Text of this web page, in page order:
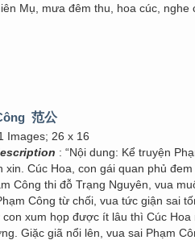
Mụ, mưa đêm thu, hoa cúc, nghe
范公
Images; 26 x 16
: “Nội dung: Kể truyện
xin. Cúc Hoa, con gái quan phủ
Công thi đỗ Trạng Nguyên, vua
Công từ chối, vua tức giận sai
con xum họp được ít lâu thì Cúc
Giặc giã nổi lên, vua sai Phạm